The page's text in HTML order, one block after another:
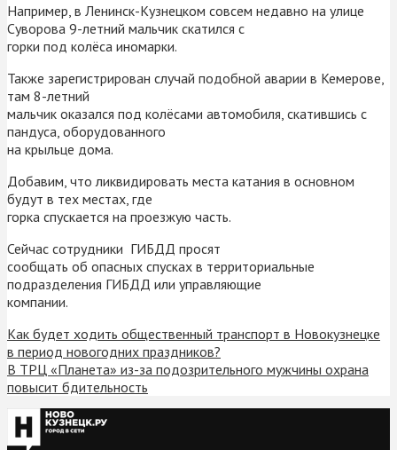
Например, в Ленинск-Кузнецком совсем недавно на улице
Суворова 9-летний мальчик скатился с
горки под колёса иномарки.
Также зарегистрирован случай подобной аварии в Кемерове,
там 8-летний
мальчик оказался под колёсами автомобиля, скатившись с
пандуса, оборудованного
на крыльце дома.
Добавим, что ликвидировать места катания в основном
будут в тех местах, где
горка спускается на проезжую часть.
Сейчас сотрудники ГИБДД просят
сообщать об опасных спусках в территориальные
подразделения ГИБДД или управляющие
компании.
Как будет ходить общественный транспорт в Новокузнецке
в период новогодних праздников?
В ТРЦ «Планета» из-за подозрительного мужчины охрана
повысит бдительность